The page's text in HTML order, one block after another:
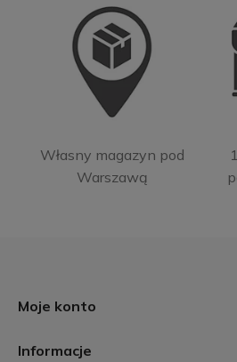
Własny magazyn pod
Warszawą
Moje konto
Informacje